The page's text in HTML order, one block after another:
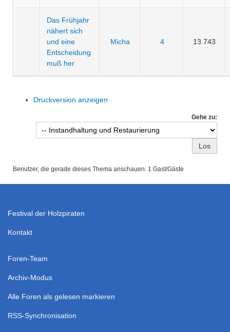
Das Frühjahr
nähert sich
und eine
Entscheidung
muß her
Micha 4 13.743
Druckversion anzeigen
Gehe zu:
Benutzer, die gerade dieses Thema anschauen: 1 Gast/Gäste
Festival der Holzpiraten
Kontakt
Foren-Team
Archiv-Modus
Alle Foren als gelesen markieren
RSS-Synchronisation